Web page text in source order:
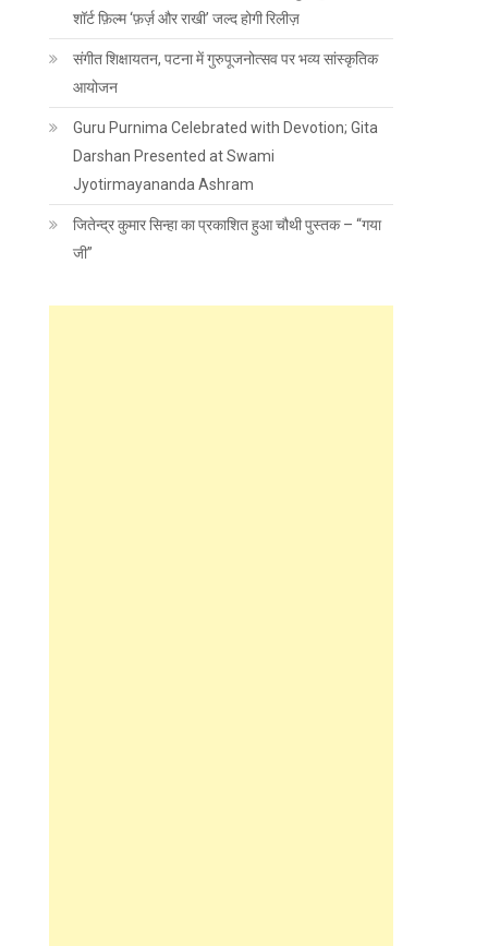
शॉर्ट फ़िल्म ‘फ़र्ज़ और राखी’ जल्द होगी रिलीज़
संगीत शिक्षायतन, पटना में गुरुपूजनोत्सव पर भव्य सांस्कृतिक
आयोजन
Guru Purnima Celebrated with Devotion; Gita
Darshan Presented at Swami
Jyotirmayananda Ashram
जितेन्द्र कुमार सिन्हा का प्रकाशित हुआ चौथी पुस्तक – “गया
जी”